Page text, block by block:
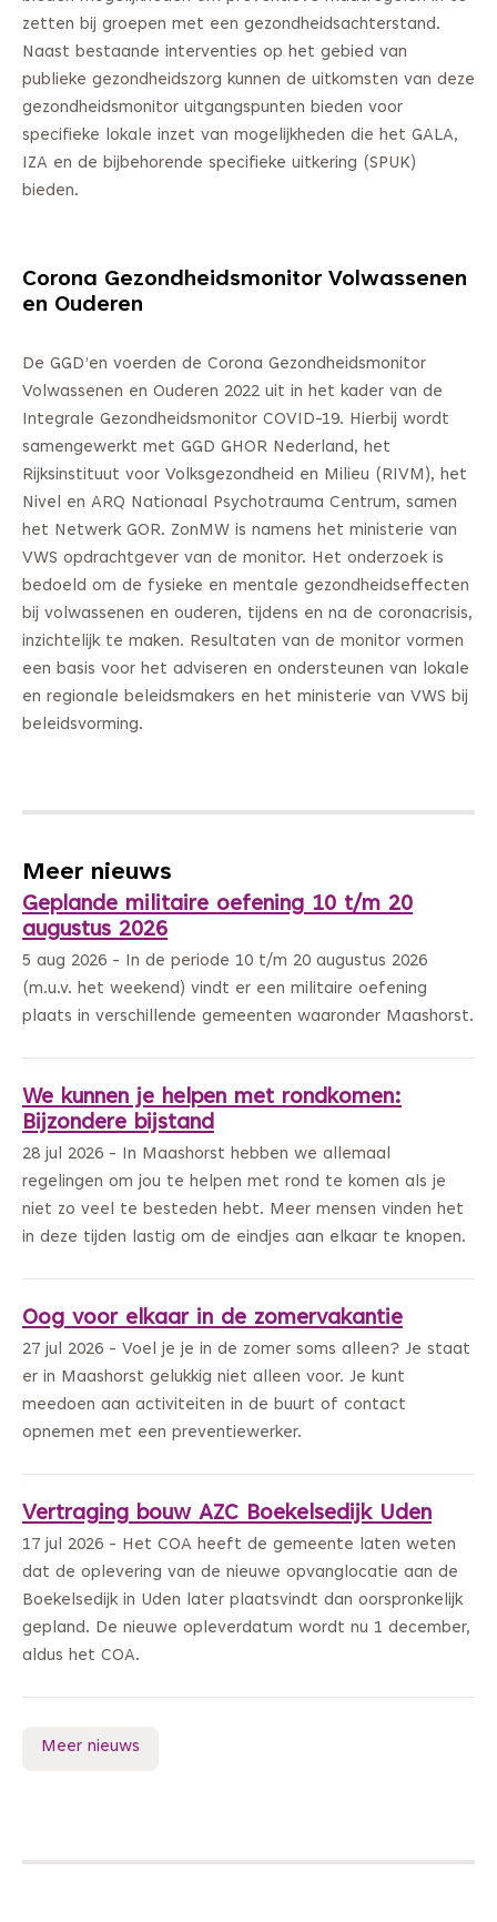
zetten bij groepen met een gezondheidsachterstand.
Naast bestaande interventies op het gebied van
publieke gezondheidszorg kunnen de uitkomsten van deze
gezondheidsmonitor uitgangspunten bieden voor
specifieke lokale inzet van mogelijkheden die het GALA,
IZA en de bijbehorende specifieke uitkering (SPUK)
bieden.
Corona Gezondheidsmonitor Volwassenen
en Ouderen
De GGD’en voerden de Corona Gezondheidsmonitor
Volwassenen en Ouderen 2022 uit in het kader van de
Integrale Gezondheidsmonitor COVID-19. Hierbij wordt
samengewerkt met GGD GHOR Nederland, het
Rijksinstituut voor Volksgezondheid en Milieu (RIVM), het
Nivel en ARQ Nationaal Psychotrauma Centrum, samen
het Netwerk GOR. ZonMW is namens het ministerie van
VWS opdrachtgever van de monitor. Het onderzoek is
bedoeld om de fysieke en mentale gezondheidseffecten
bij volwassenen en ouderen, tijdens en na de coronacrisis,
inzichtelijk te maken. Resultaten van de monitor vormen
een basis voor het adviseren en ondersteunen van lokale
en regionale beleidsmakers en het ministerie van VWS bij
beleidsvorming.
Meer nieuws
Geplande militaire oefening 10 t/m 20
augustus 2026
5 aug 2026 - In de periode 10 t/m 20 augustus 2026
(m.u.v. het weekend) vindt er een militaire oefening
plaats in verschillende gemeenten waaronder Maashorst.
We kunnen je helpen met rondkomen:
Bijzondere bijstand
28 jul 2026 - In Maashorst hebben we allemaal
regelingen om jou te helpen met rond te komen als je
niet zo veel te besteden hebt. Meer mensen vinden het
in deze tijden lastig om de eindjes aan elkaar te knopen.
Oog voor elkaar in de zomervakantie
27 jul 2026 - Voel je je in de zomer soms alleen? Je staat
er in Maashorst gelukkig niet alleen voor. Je kunt
meedoen aan activiteiten in de buurt of contact
opnemen met een preventiewerker.
Vertraging bouw AZC Boekelsedijk Uden
17 jul 2026 - Het COA heeft de gemeente laten weten
dat de oplevering van de nieuwe opvanglocatie aan de
Boekelsedijk in Uden later plaatsvindt dan oorspronkelijk
gepland. De nieuwe opleverdatum wordt nu 1 december,
aldus het COA.
Meer nieuws